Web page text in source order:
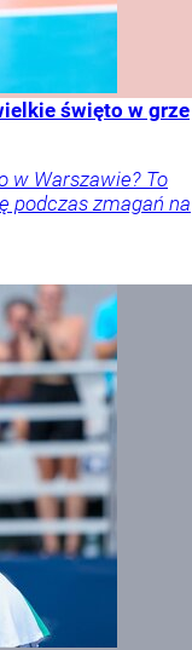
święto w grze
w Warszawie? To
podczas zmagań na